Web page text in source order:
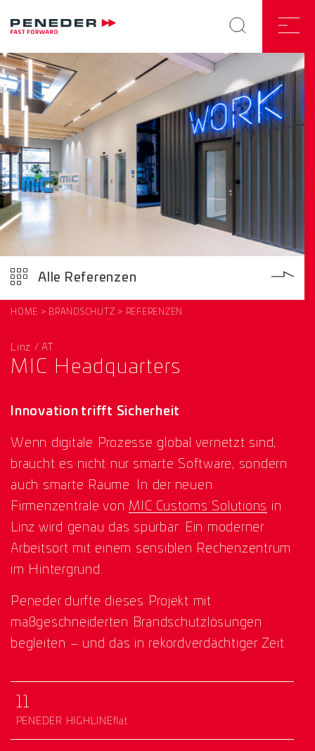
Alle Referenzen
HOME BRANDSCHUTZ REFERENZEN
Linz / AT
MIC Headquarters
Innovation trifft Sicherheit
Wenn digitale Prozesse global vernetzt sind,
braucht es nicht nur smarte Software, sondern
auch smarte Räume. In der neuen
Firmenzentrale von MIC Customs Solutions in
Linz wird genau das spürbar: Ein moderner
Arbeitsort mit einem sensiblen Rechenzentrum
im Hintergrund.
Peneder durfte dieses Projekt mit
maßgeschneiderten Brandschutzlösungen
begleiten – und das in rekordverdächtiger Zeit.
11
PENEDER HIGHLINEflat